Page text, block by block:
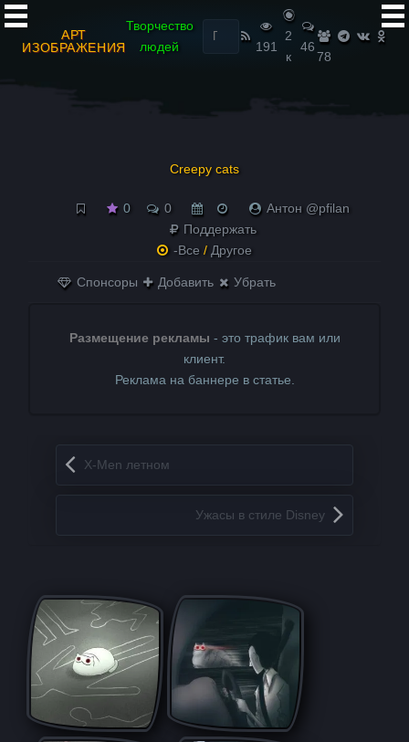
АРТ
ИЗОБРАЖЕНИЯ
Творчество
людей
Найти:
191
2
к
46
78
Creepy cats
0 0
Антон @pfilan
Поддержать
-Все / Другое
Спонсоры Добавить Убрать
Размещение рекламы - это трафик вам или
клиент.
Реклама на баннере в статье.
Запись навигация
X-Men летном
Ужасы в стиле Disney